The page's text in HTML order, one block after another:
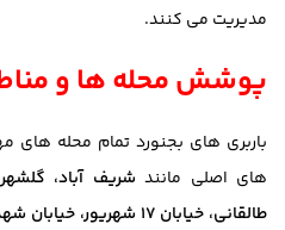
مدیریت می کنند.
پوشش محله ها و
باربری های بجنورد تمام محله
های اصلی مانند شریف آباد،
طالقانی، خیابان ۱۷ شهریور، خیابان شهدا و مهر